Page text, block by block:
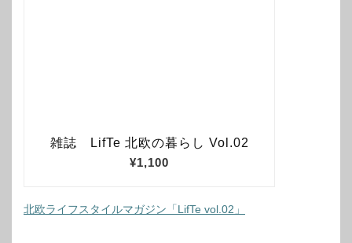
北欧ライフスタイルマガジン「LifTe vol.02」